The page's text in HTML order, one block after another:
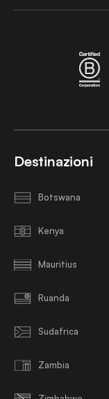
Destinazioni
Botswana
Kenya
Mauritius
Ruanda
Sudafrica
Zambia